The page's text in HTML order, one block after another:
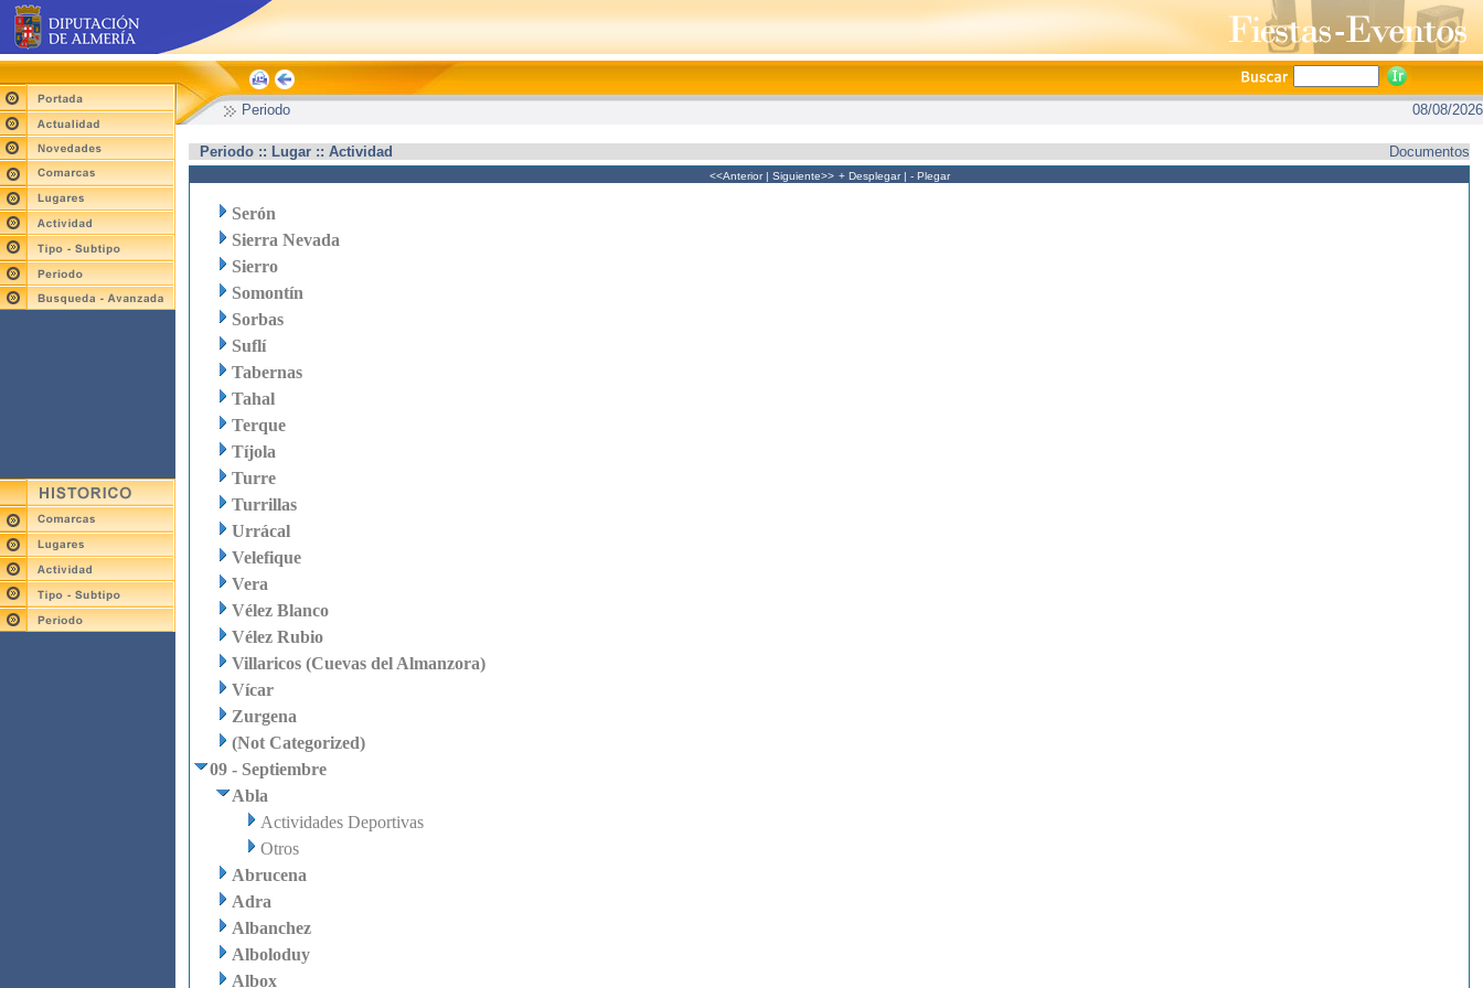
Periodo 08/08/2026
Periodo :: Lugar :: Actividad Documentos
<<Anterior| Siguiente>> + Desplegar| - Plegar
Serón
Sierra Nevada
Sierro
Somontín
Sorbas
Suflí
Tabernas
Tahal
Terque
Tíjola
Turre
Turrillas
Urrácal
Velefique
Vera
Vélez Blanco
Vélez Rubio
Villaricos (Cuevas del Almanzora)
Vícar
Zurgena
(Not Categorized)
09 - Septiembre
Abla
Actividades Deportivas
Otros
Abrucena
Adra
Albanchez
Alboloduy
Albox